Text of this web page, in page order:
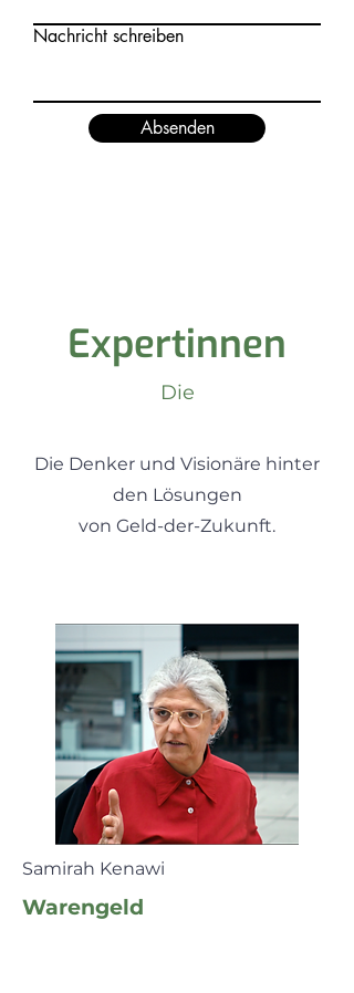
Nachricht schreiben
Absenden
Expertinnen
Die
Die Denker und Visionäre hinter
den Lösungen
von Geld-der-Zukunft.
Samirah Kenawi
Warengeld